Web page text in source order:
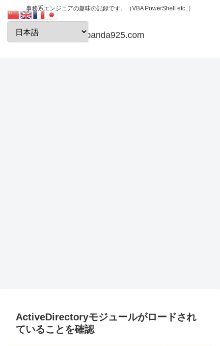
事務系エンジニアの趣味の記録です。（VBA PowerShell etc..）
papanda925.com
ActiveDirectoryモジュールがロードされ
ていることを確認